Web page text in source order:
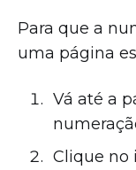
Para que a
uma página
Vá até a
Clique no